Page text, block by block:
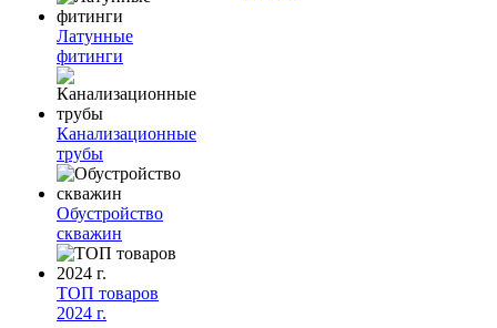
Латунные
фитинги
Канализационные
трубы
Обустройство
скважин
ТОП товаров
2024 г.